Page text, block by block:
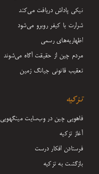
نیکی پاداش دریافت می‌کند
شرارت با کیفر روبرو می‌شود
اظهاریه‌های رسمی
مردم چین از حقیقت آگاه می‌شوند
تعقیب قانونی جیانگ زمین
تزکیه
فاهویی چین در وب‌سایت مینگهویی
آغاز تزکیه
فرستادن افکار درست
بازگشت به تزکیه